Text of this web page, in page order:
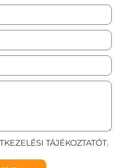
TÁJÉKOZTATÓT.